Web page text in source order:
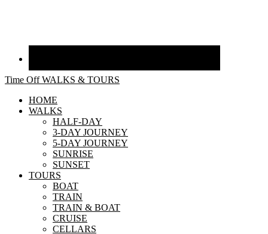
Time Off WALKS & TOURS
HOME
WALKS
HALF-DAY
3-DAY JOURNEY
5-DAY JOURNEY
SUNRISE
SUNSET
TOURS
BOAT
TRAIN
TRAIN & BOAT
CRUISE
CELLARS